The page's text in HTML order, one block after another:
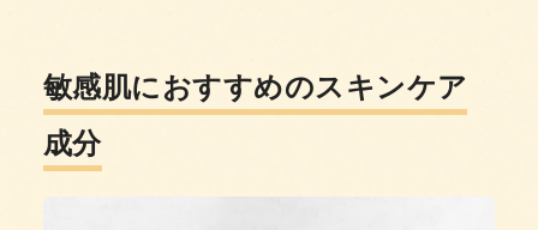
敏感肌におすすめのスキンケア
成分